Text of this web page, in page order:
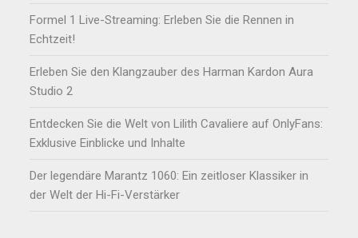
Formel 1 Live-Streaming: Erleben Sie die Rennen in
Echtzeit!
Erleben Sie den Klangzauber des Harman Kardon Aura
Studio 2
Entdecken Sie die Welt von Lilith Cavaliere auf OnlyFans:
Exklusive Einblicke und Inhalte
Der legendäre Marantz 1060: Ein zeitloser Klassiker in
der Welt der Hi-Fi-Verstärker